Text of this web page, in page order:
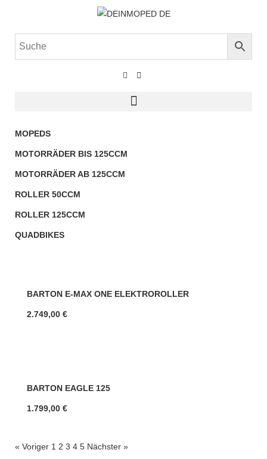
MOPEDS
MOTORRÄDER BIS 125CCM
MOTORRÄDER AB 125CCM
ROLLER 50CCM
ROLLER 125CCM
QUADBIKES
BARTON E-MAX ONE ELEKTROROLLER
2.749,00 €
BARTON EAGLE 125
1.799,00 €
« Voriger 1 2 3 4 5 Nächster »